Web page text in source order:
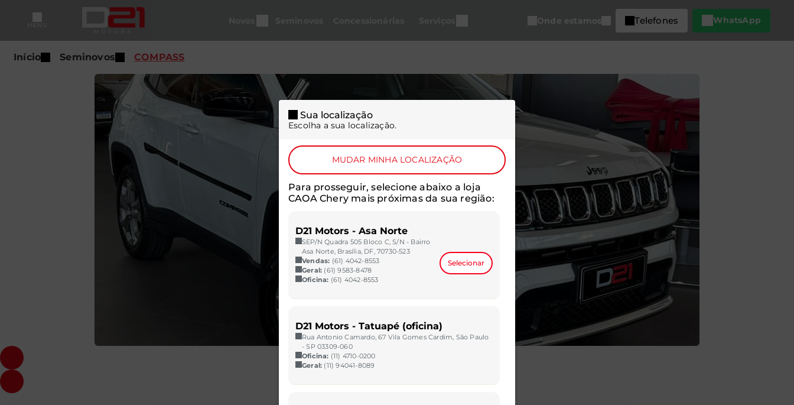
MENU Onde estamos Telefones WhatsApp
Início Seminovos COMPASS
Sua localização
Escolha a sua localização.
MUDAR MINHA LOCALIZAÇÃO
Para prosseguir, selecione abaixo a loja
CAOA Chery mais próximas da sua região:
D21 Motors - Asa Norte
SEP/N Quadra 505 Bloco C, S/N - Bairro
Asa Norte, Brasília, DF, 70730-523
Vendas: (61) 4042-8553
Geral: (61) 9583-8478
Oficina: (61) 4042-8553
Selecionar
D21 Motors - Tatuapé (oficina)
Rua Antonio Camardo, 67 Vila Gomes Cardim, São Paulo
- SP 03309-060
Oficina: (11) 4710-0200
Geral: (11) 94041-8089